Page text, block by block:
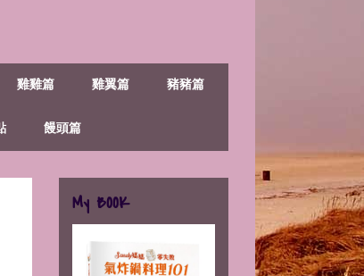
雞雞篇 雞翼篇 豬豬篇
饅頭篇
My BOOK